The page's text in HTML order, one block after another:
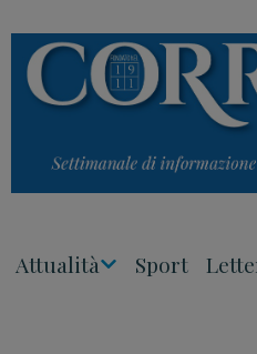
Attualità Sport